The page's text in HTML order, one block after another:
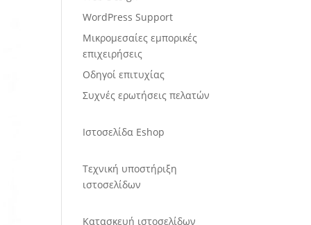
WordPress Support
Μικρομεσαίες εμπορικές
επιχειρήσεις
Οδηγοί επιτυχίας
Συχνές ερωτήσεις πελατών
Ιστοσελίδα Eshop
Τεχνική υποστήριξη
ιστοσελίδων
Κατασκευή ιστοσελίδων